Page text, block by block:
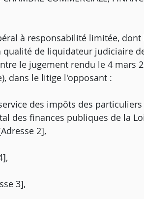
à responsabilité limitée, dont
de liquidateur judiciaire
le jugement rendu le 4 mars
dans le litige l'opposant :
des impôts des
des finances publiques de la
2],
3],